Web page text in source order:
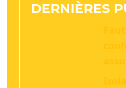
DERNIÈRES